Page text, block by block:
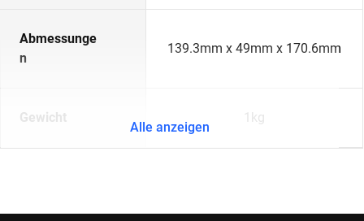
Abmessunge
n
139.3mm x 49mm x 170.6mm
Gewicht 1kg
Alle anzeigen